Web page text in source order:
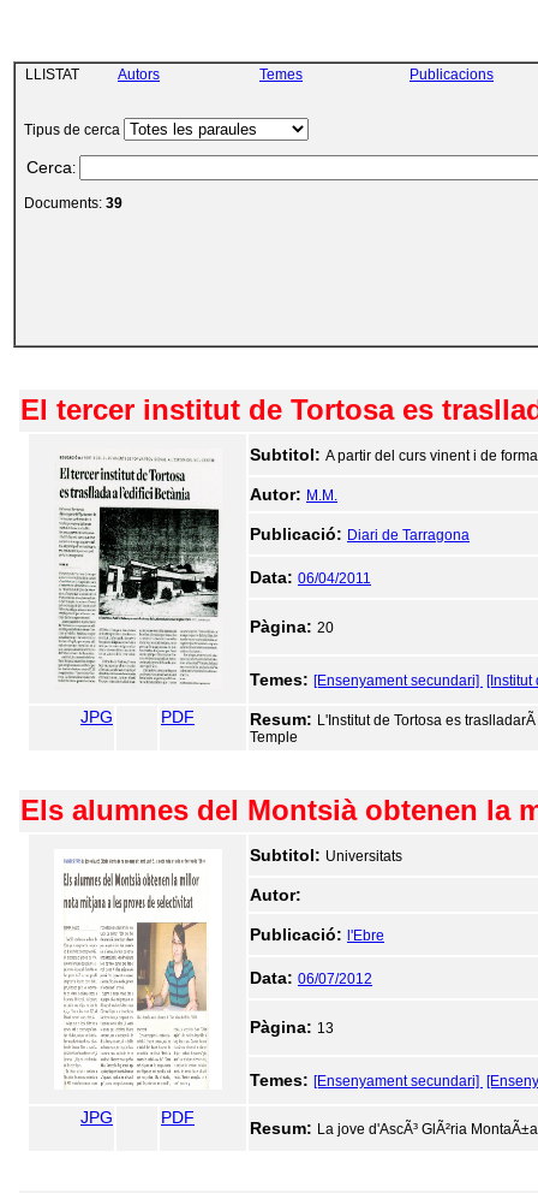
LLISTAT Autors Temes Publicacions
Tipus de cerca
Cerca:
Documents: 39
El tercer institut de Tortosa es
Subtitol: A partir del curs vinent i de
Autor: M.M.
Publicació: Diari de Tarragona
Data: 06/04/2011
Pàgina: 20
Temes: [Ensenyament secundari] [Institut
JPG PDF Resum: L'Institut de Tortosa es
Temple
Els alumnes del Montsià obtenen la
Subtitol: Universitats
Autor:
Publicació: l'Ebre
Data: 06/07/2012
Pàgina: 13
Temes: [Ensenyament secundari]
JPG PDF
Resum: La jove d'AscÃ³ GlÃ²ria